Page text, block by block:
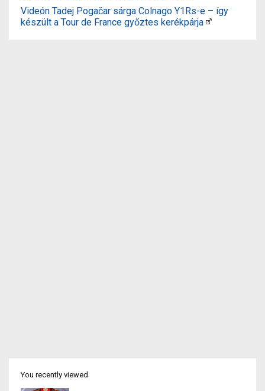
Videón Tadej Pogačar sárga Colnago Y1Rs-e – így
készült a Tour de France győztes kerékpárja
You recently viewed